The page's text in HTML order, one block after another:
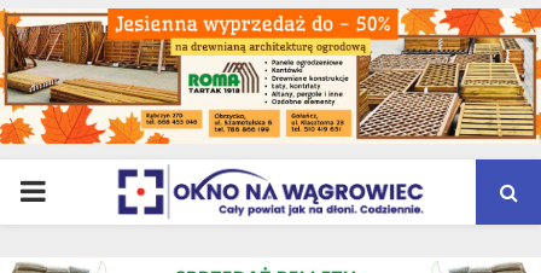
PRIMARY
MENU